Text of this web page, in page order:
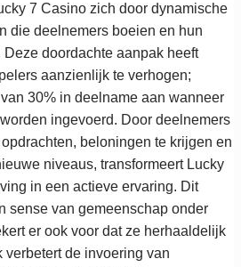
7 Casino zich door dynamische
die deelnemers boeien en hun
doordachte aanpak heeft
aanzienlijk te verhogen;
30% in deelname aan wanneer
ingevoerd. Door deelnemers
beloningen te krijgen en
niveaus, transformeert Lucky
in een actieve ervaring. Dit
sense van gemeenschap onder
er ook voor dat ze herhaaldelijk
de invoering van